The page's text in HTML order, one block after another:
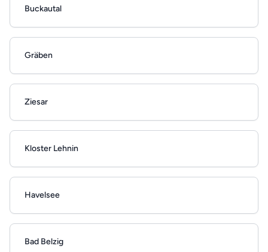
Buckautal
Gräben
Ziesar
Kloster Lehnin
Havelsee
Bad Belzig